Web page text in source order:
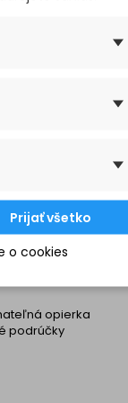
opierka
podrúčky
Prijať všetko
o cookies